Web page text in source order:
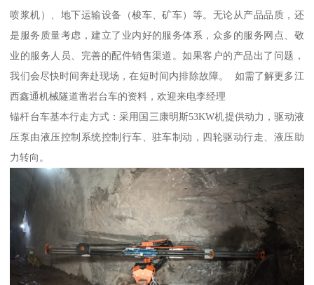
喷浆机）、地下运输设备（梭车、矿车）等。无论从产品品质，还
是服务质量考虑，建立了业内好的服务体系，众多的服务网点、敬
业的服务人员、完善的配件销售渠道。如果客户的产品出了问题，
我们会尽快时间奔赴现场，在短时间内排除故障。 如需了解更多江
西鑫通机械隧道凿岩台车的资料，欢迎来电李经理
锚杆台车基本行走方式：采用国三康明斯53KW机提供动力，驱动液
压泵由液压控制系统控制行车、驻车制动，四轮驱动行走、液压助
力转向。